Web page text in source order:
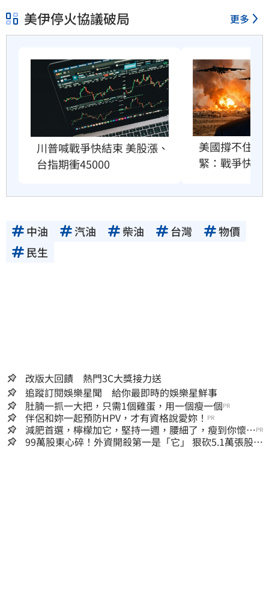
美伊停火協議破局 更多
川普喊戰爭快結束 美股漲、
台指期衝45000
美國撐不住？
緊：戰爭快結
中油 汽油 柴油 台灣
物價
民生
改版大回饋 熱門3C大獎接力送
追蹤訂閱娛樂星聞 給你最即時的娛樂星鮮事
肚腩一抓一大把，只需1個雞蛋，用一個瘦一個PR
伴侶和妳一起預防HPV，才有資格說愛妳！ PR
減肥首選，檸檬加它，堅持一週，腰細了，瘦到你懷疑
人生
PR
99萬股東心碎！外資開殺第一是「它」 狠砍5.1萬張股價